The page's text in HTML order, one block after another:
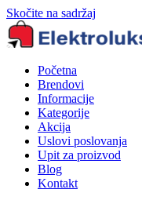
Skočite na sadržaj
Početna
Brendovi
Informacije
Kategorije
Akcija
Uslovi poslovanja
Upit za proizvod
Blog
Kontakt